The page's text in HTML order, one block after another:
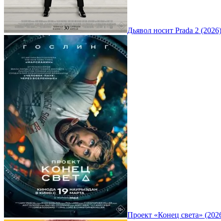
Дьявол носит Prada 2 (2026)
Проект «Конец света»